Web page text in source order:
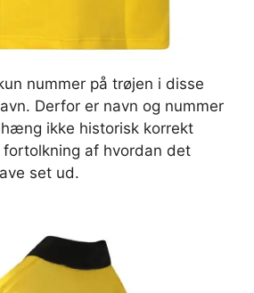
nummer på trøjen i disse
Derfor er navn og nummer
ikke historisk korrekt
af hvordan det
set ud.